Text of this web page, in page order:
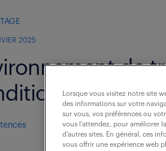
2025
de
Lorsque vous visitez notre site
des informations sur votre
sur vous, vos préférences ou
vous l’attendez, pour améliorer
d’autres sites. En général, ces
vous offrir une expérience web